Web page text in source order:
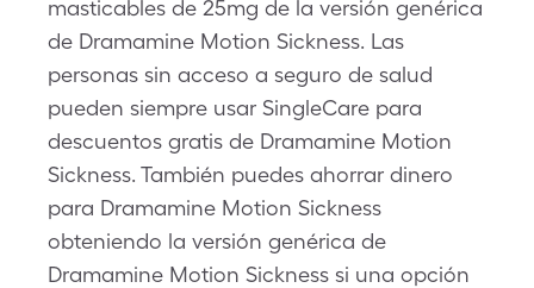
masticables de 25mg de la versión genérica
de Dramamine Motion Sickness. Las
personas sin acceso a seguro de salud
pueden siempre usar SingleCare para
descuentos gratis de Dramamine Motion
Sickness. También puedes ahorrar dinero
para Dramamine Motion Sickness
obteniendo la versión genérica de
Dramamine Motion Sickness si una opción